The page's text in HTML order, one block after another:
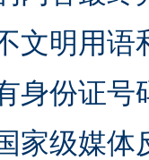
文明用
身份证
家级媒